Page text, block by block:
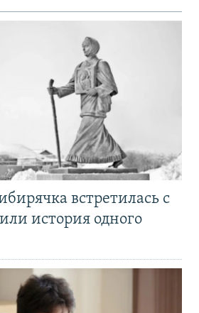
встретилась с
история одного